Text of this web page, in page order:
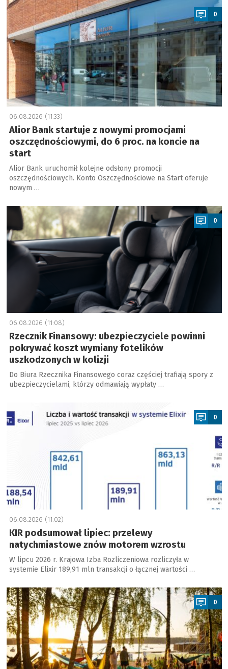
0
06.08.2026 (11:33)
Alior Bank startuje z nowymi promocjami
oszczędnościowymi, do 6 proc. na koncie na
start
Alior Bank uruchomił kolejne odsłony promocji
oszczędnościowych. Konto Oszczędnościowe na Start oferuje
nowym …
a
0
06.08.2026 (11:08)
Rzecznik Finansowy: ubezpieczyciele powinni
pokrywać koszt wymiany fotelików
uszkodzonych w kolizji
Do Biura Rzecznika Finansowego coraz częściej trafiają spory z
ubezpieczycielami, którzy odmawiają wypłaty …
0
06.08.2026 (11:02)
KIR podsumował lipiec: przelewy
natychmiastowe znów motorem wzrostu
W lipcu 2026 r. Krajowa Izba Rozliczeniowa rozliczyła w
systemie Elixir 189,91 mln transakcji o łącznej wartości …
a
0